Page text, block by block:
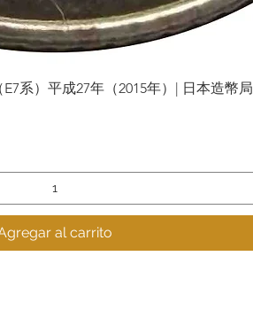
Vista rápida
系）平成27年（2015年）| 日本造幣
al carrito